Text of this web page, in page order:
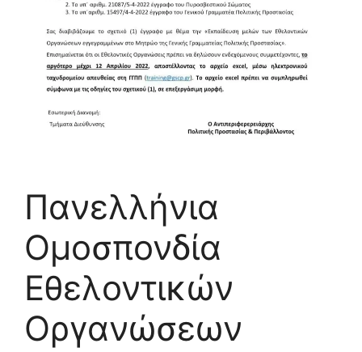
Πανελλήνια
Ομοσπονδία
Εθελοντικών
Οργανώσεων